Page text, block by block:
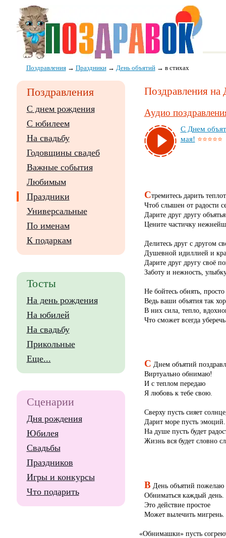
Поздравления→ Праздники→ День объятий→ в стихах
Поздравления на
Аудио
С Днем
мая! ⭐⭐⭐⭐⭐
Стремитесь дарить
Чтоб слышен от радости
Дарите друг другу
Цените частичку
Делитесь друг с другом
Душевной идиллией и
Дарите друг другу своё
Заботу и нежность,
Не бойтесь обнять,
Ведь ваши объятия так
В них сила, тепло,
Что сможет всегда
С Днем объятий
Виртуально обнимаю!
И с теплом передаю
Я любовь к тебе свою.
Сверху пусть сияет солнце,
Дарит море пусть эмоций.
На душе пусть будет
Жизнь вся будет словно
ВДень объятий пожелаю
Обниматься каждый день.
Это действие простое
Может вылечить мигрень.
«Обнимашки» пусть
Поздравления
С днем рождения
С юбилеем
На свадьбу
Годовщины свадеб
Важные события
Любимым
Праздники
Универсальные
По именам
К подаркам
Тосты
На день рождения
На юбилей
На свадьбу
Прикольные
Еще...
Сценарии
Дня рождения
Юбилея
Свадьбы
Праздников
Игры и конкурсы
Что подарить